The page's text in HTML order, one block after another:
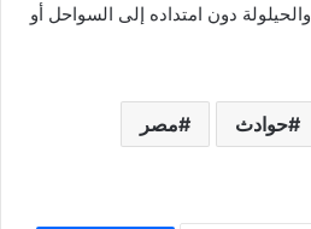
دون امتداده إلى السواحل أو
حوادث مصر